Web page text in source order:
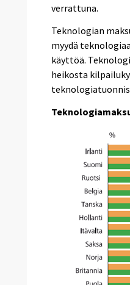
verrattuna.
Teknologian
myydä
käyttöä.
heikosta